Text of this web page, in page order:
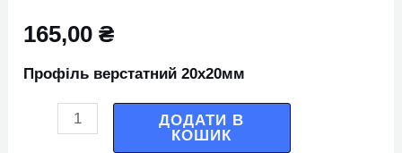
165,00₴
Профіль верстатний 20х20мм
ДОДАТИ В
КОШИК